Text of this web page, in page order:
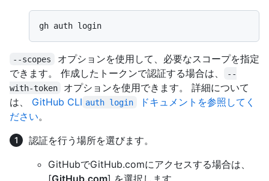
--scopes
オプションを使用して、必要なスコープを指定
できます。 作成したトークンで認証する場合は、
--
with-token
オプションを使用できます。 詳細について
は、 GitHub CLI auth login
ドキュメントを参照してく
ださい。
認証を行う場所を選びます。
GitHubでGitHub.comにアクセスする場合は、
[GitHub.com] を選択します。